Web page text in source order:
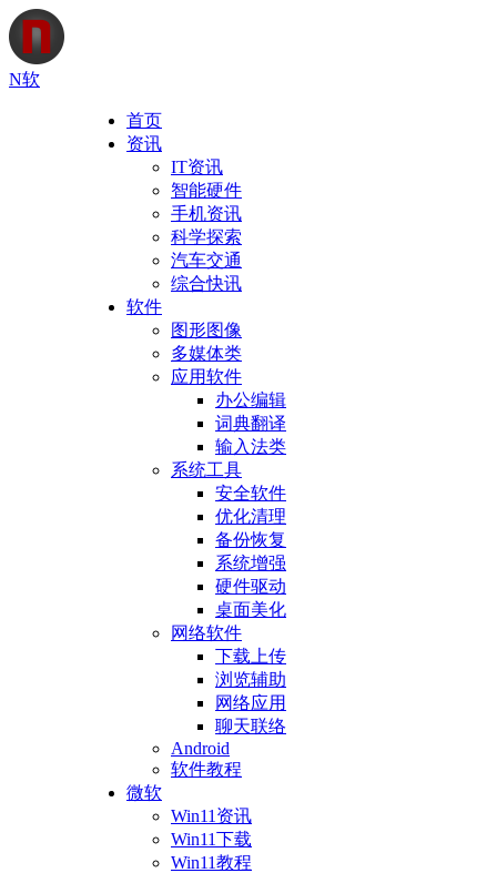
N软
首页
资讯
IT资讯
智能硬件
手机资讯
科学探索
汽车交通
综合快讯
软件
图形图像
多媒体类
应用软件
办公编辑
词典翻译
输入法类
系统工具
安全软件
优化清理
备份恢复
系统增强
硬件驱动
桌面美化
网络软件
下载上传
浏览辅助
网络应用
聊天联络
Android
软件教程
微软
Win11资讯
Win11下载
Win11教程